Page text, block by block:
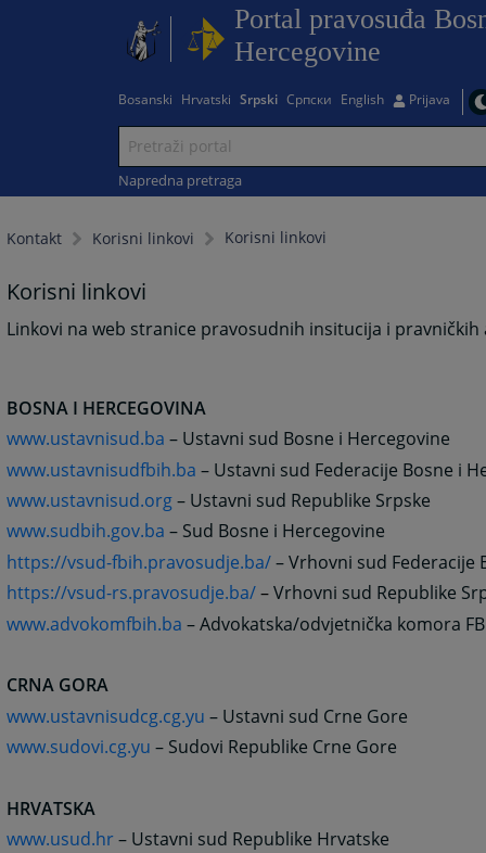
Portal pravosuđa
Hercegovine
Bosanski Hrvatski Srpski Српски English Prijava
Napredna pretraga
Kontakt Korisni linkovi Korisni linkovi
Korisni linkovi
Linkovi na web stranice pravosudnih insitucija i pravničkih
BOSNA I HERCEGOVINA
www.ustavnisud.ba – Ustavni sud Bosne i Hercegovine
www.ustavnisudfbih.ba – Ustavni sud Federacije Bosne i
www.ustavnisud.org– Ustavni sud Republike Srpske
www.sudbih.gov.ba – Sud Bosne i Hercegovine
https://vsud-fbih.pravosudje.ba/– Vrhovni sud Federacije
https://vsud-rs.pravosudje.ba/–Vrhovni sud Republike
www.advokomfbih.ba – Advokatska/odvjetnička komora
CRNA GORA
www.ustavnisudcg.cg.yu – Ustavni sud Crne Gore
www.sudovi.cg.yu – Sudovi Republike Crne Gore
HRVATSKA
www.usud.hr– Ustavni sud Republike Hrvatske